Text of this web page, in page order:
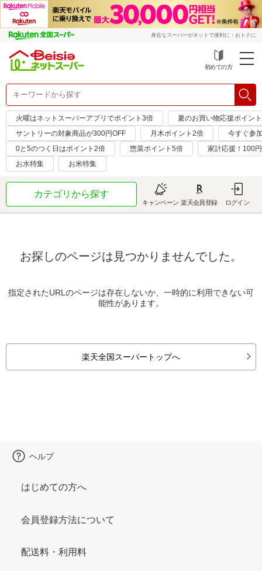
身近なスーパーがネットで便利に・おトクに
初めての方
火曜はネットスーパーアプリでポイント3倍
夏のお買い物応援ポイン
サントリーの対象商品が300円OFF
月木ポイント2倍
今すぐ参
0と5のつく日はポイント2倍
惣菜ポイント5倍
家計応援！100
お水特集
お米特集
カテゴリから探す
キャンペーン 楽天会員登録 ログイン
お探しのページは見つかりませんでした。
指定されたURLのページは存在しないか、一時的に利用できない可
能性があります。
楽天全国スーパートップへ
ヘルプ
はじめての方へ
会員登録方法について
配送料・利用料